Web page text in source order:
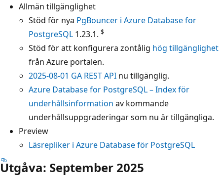
Allmän tillgänglighet
Stöd för nya PgBouncer i Azure Database for
PostgreSQL 1.23.1. $
Stöd för att konfigurera zontålig hög tillgänglighet
från Azure portalen.
2025-08-01 GA REST API nu tillgänglig.
Azure Database for PostgreSQL – Index för
underhållsinformation av kommande
underhållsuppgraderingar som nu är tillgängliga.
Preview
Läsrepliker i Azure Database för PostgreSQL
Utgåva: September 2025